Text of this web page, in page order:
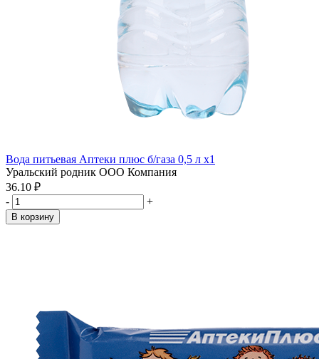
Вода питьевая Аптеки плюс б/газа 0,5 л x1
Уральский родник ООО Компания
36.10 ₽
-
+
В корзину